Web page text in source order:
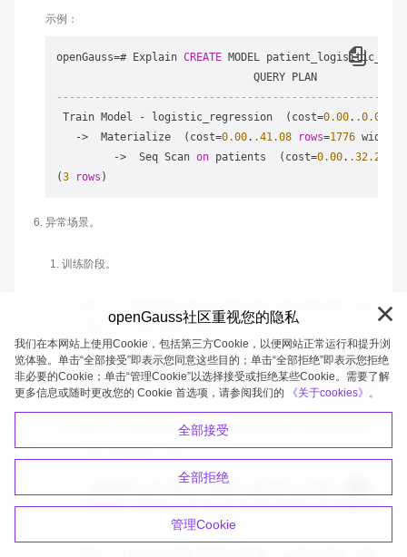
示例：
openGauss=# Explain CREATE MODEL
Train Model
- logistic_regression  (cost=0.00. .0.00
->
  Materialize  (cost
=0.00. .41.08 rows=1776 width
->
  Seq Scan
on patients  (cost=0.00. .32.20
(3 rows
异常场景。
训练阶段。
ERROR，并提示错误，例如：
openGauss=# CREATE MODEL
ERROR:  Invalid hyperparameter value for
场景二：当模型名称已存在，模型保存失败，返回ERROR，
并提示错误原因，例如：
CREATE MODEL
ERROR:  The model name
openGauss社区重视您的隐私
我们在本网站上使用Cookie，包括第三方Cookie，以便网站正常运行和提升浏
览体验。单击“全部接受”即表示您同意这些目的；单击“全部拒绝”即表示您拒绝
非必要的Cookie；单击“管理Cookie”以选择接受或拒绝某些Cookie。需要了解
更多信息或随时更改您的 Cookie 首选项，请参阅我们的
《关于cookies》。
全部接受
全部拒绝
管理Cookie